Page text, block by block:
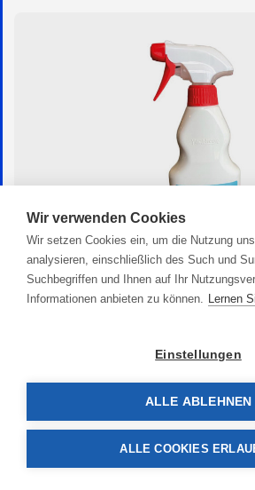
Quick Reiniger
Wir verwenden Cookies
Wir setzen Cookies ein, um die Nutzung
analysieren, einschließlich des Such und
Suchbegriffen und Ihnen auf Ihr
Informationen anbieten zu können. Lernen
Einstellungen
ALLE ABLEHNEN
ALLE COOKIES